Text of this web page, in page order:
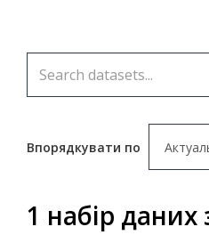
Впорядкувати по
1 набір